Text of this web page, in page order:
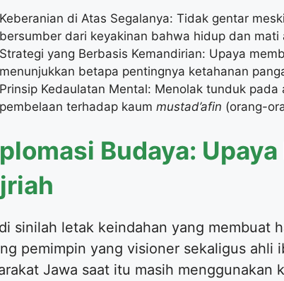
Keberanian di Atas Segalanya: Tidak gentar
bersumber dari keyakinan bahwa hidup dan mati
Strategi yang Berbasis Kemandirian: Upaya
menunjukkan betapa pentingnya ketahanan
Prinsip Kedaulatan Mental: Menolak tunduk
pembelaan terhadap kaum mustad’afin (orang-
Budaya:
sinilah letak keindahan yang membuat
pemimpin yang visioner sekaligus ahli
Jawa saat itu masih menggunakan